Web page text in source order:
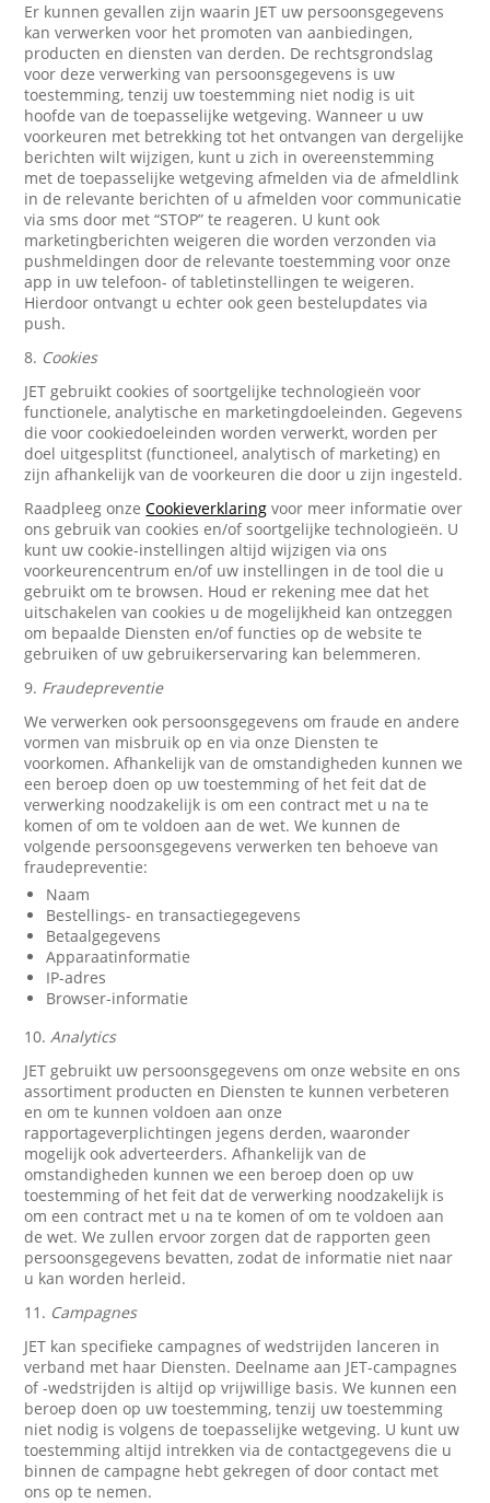
Er kunnen gevallen zijn waarin JET uw persoonsgegevens
kan verwerken voor het promoten van aanbiedingen,
producten en diensten van derden. De rechtsgrondslag
voor deze verwerking van persoonsgegevens is uw
toestemming, tenzij uw toestemming niet nodig is uit
hoofde van de toepasselijke wetgeving. Wanneer u uw
voorkeuren met betrekking tot het ontvangen van dergelijke
berichten wilt wijzigen, kunt u zich in overeenstemming
met de toepasselijke wetgeving afmelden via de afmeldlink
in de relevante berichten of u afmelden voor communicatie
via sms door met “STOP” te reageren. U kunt ook
marketingberichten weigeren die worden verzonden via
pushmeldingen door de relevante toestemming voor onze
app in uw telefoon- of tabletinstellingen te weigeren.
Hierdoor ontvangt u echter ook geen bestelupdates via
push.
8. Cookies
JET gebruikt cookies of soortgelijke technologieën voor
functionele, analytische en marketingdoeleinden. Gegevens
die voor cookiedoeleinden worden verwerkt, worden per
doel uitgesplitst (functioneel, analytisch of marketing) en
zijn afhankelijk van de voorkeuren die door u zijn ingesteld.
Raadpleeg onzeCookieverklaring voor meer informatie over
ons gebruik van cookies en/of soortgelijke technologieën. U
kunt uw cookie-instellingen altijd wijzigen via ons
voorkeurencentrum en/of uw instellingen in de tool die u
gebruikt om te browsen. Houd er rekening mee dat het
uitschakelen van cookies u de mogelijkheid kan ontzeggen
om bepaalde Diensten en/of functies op de website te
gebruiken of uw gebruikerservaring kan belemmeren.
9. Fraudepreventie
We verwerken ook persoonsgegevens om fraude en andere
vormen van misbruik op en via onze Diensten te
voorkomen. Afhankelijk van de omstandigheden kunnen we
een beroep doen op uw toestemming of het feit dat de
verwerking noodzakelijk is om een contract met u na te
komen of om te voldoen aan de wet. We kunnen de
volgende persoonsgegevens verwerken ten behoeve van
fraudepreventie:
Naam
Bestellings- en transactiegegevens
Betaalgegevens
Apparaatinformatie
IP-adres
Browser-informatie
10.Analytics
JET gebruikt uw persoonsgegevens om onze website en ons
assortiment producten en Diensten te kunnen verbeteren
en om te kunnen voldoen aan onze
rapportageverplichtingen jegens derden, waaronder
mogelijk ook adverteerders. Afhankelijk van de
omstandigheden kunnen we een beroep doen op uw
toestemming of het feit dat de verwerking noodzakelijk is
om een contract met u na te komen of om te voldoen aan
de wet. We zullen ervoor zorgen dat de rapporten geen
persoonsgegevens bevatten, zodat de informatie niet naar
u kan worden herleid.
11. Campagnes
JET kan specifieke campagnes of wedstrijden lanceren in
verband met haar Diensten. Deelname aan JET-campagnes
of -wedstrijden is altijd op vrijwillige basis. We kunnen een
beroep doen op uw toestemming, tenzij uw toestemming
niet nodig is volgens de toepasselijke wetgeving. U kunt uw
toestemming altijd intrekken via de contactgegevens die u
binnen de campagne hebt gekregen of door contact met
ons op te nemen.